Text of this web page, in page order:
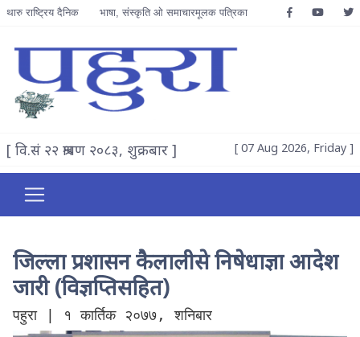
थारु राष्ट्रिय दैनिक भाषा, संस्कृति ओ समाचारमूलक पत्रिका
[ वि.सं २२ श्रावण २०८३, शुक्रबार ] [ 07 Aug 2026, Friday ]
जिल्ला प्रशासन कैलालीसे निषेधाज्ञा आदेश
जारी (विज्ञप्तिसहित)
पहुरा | १ कार्तिक २०७७, शनिबार